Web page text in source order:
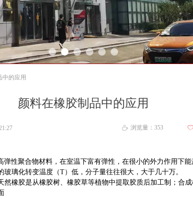
颜料在橡胶制品中的应用
中的应用
弹性聚合物材料，在室温下富有弹性，在很小的外力作用下
玻璃化转变温度 （T）低，分子量往往很大，大于几十万。
然橡胶是从橡胶树、 橡胶草等植物中提取胶质后加工制；合
ꄘ 浏览量： 353 ꄀ